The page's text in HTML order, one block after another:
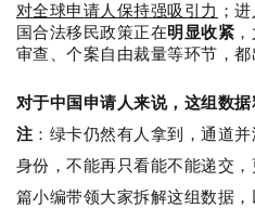
对全球申请人保持强吸引力 ；
国合法移民政策正在明显收紧
审查、个案自由裁量等环节，都
对于中国申请人来说，这组数
注 ： 绿卡仍然有人拿到，通道
身份，不能再只看能不能递交
篇小编带领大家拆解这组数据